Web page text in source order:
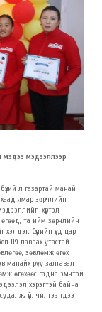
мэдээ мэдээллээр
л газартай манай
ямар зөрчлийн
хүртэл
өгөөд, та ийм зөрчлийн
Сүүлийн үед цар
119 лавлах утастай
зөвлөмж өгөх
манайх руу залгавал
өгөхөөс гадна эмчтэй
хэрэгтэй байна,
үйлчилгээндээ